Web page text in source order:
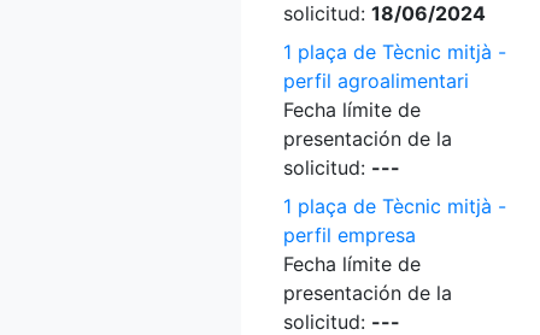
solicitud: 18/06/2024
1 plaça de Tècnic mitjà -
perfil agroalimentari
Fecha límite de
presentación de la
solicitud: ---
1 plaça de Tècnic mitjà -
perfil empresa
Fecha límite de
presentación de la
solicitud: ---